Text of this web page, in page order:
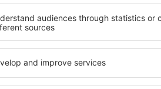
in Neunkirchen-